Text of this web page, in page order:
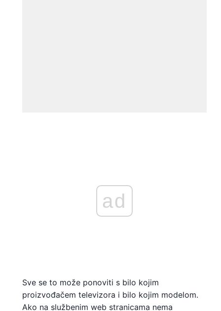
ad
Sve se to može ponoviti s bilo kojim
proizvođačem televizora i bilo kojim modelom.
Ako na službenim web stranicama nema